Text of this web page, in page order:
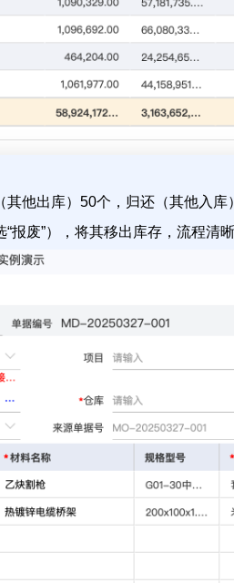
他出库）50个，归还（其他入
废”），将其移出库存，流程清晰